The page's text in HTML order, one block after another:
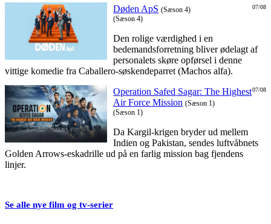
07/08
Døden ApS (Sæson 4)
(Sæson 4)
Den rolige værdighed i en
bedemandsforretning bliver ødelagt af
personalets skøre opførsel i denne
vittige komedie fra Caballero-søskendeparret (Machos alfa).
07/08
Operation Safed Sagar: The Highest
Air Force Mission (Sæson 1)
(Sæson 1)
Da Kargil-krigen bryder ud mellem
Indien og Pakistan, sendes luftvåbnets
Golden Arrows-eskadrille ud på en farlig mission bag fjendens
linjer.
Se alle nye film og tv-serier